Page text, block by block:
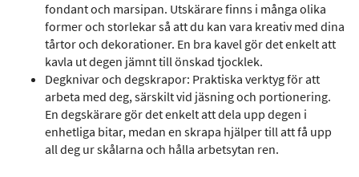
fondant och marsipan. Utskärare finns i många olika
former och storlekar så att du kan vara kreativ med dina
tårtor och dekorationer. En bra kavel gör det enkelt att
kavla ut degen jämnt till önskad tjocklek.
Degknivar och degskrapor: Praktiska verktyg för att
arbeta med deg, särskilt vid jäsning och portionering.
En degskärare gör det enkelt att dela upp degen i
enhetliga bitar, medan en skrapa hjälper till att få upp
all deg ur skålarna och hålla arbetsytan ren.